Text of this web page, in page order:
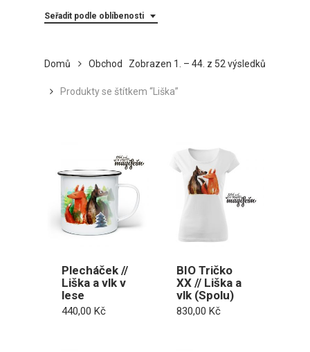
Seřadit podle oblíbenosti
Zobrazen 1. – 44. z 52 výsledků
Domů Obchod
Produkty se štítkem “Liška”
Plecháček //
Liška a vlk v
lese
440,00 Kč
BIO Tričko
XX // Liška a
vlk (Spolu)
830,00Kč